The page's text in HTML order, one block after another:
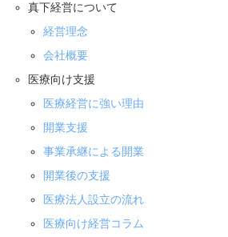
真下経営について
経営理念
会社概要
医療向け支援
医療経営に強い理由
開業支援
事業承継による開業
開業後の支援
医療法人設立の流れ
医療向け経営コラム